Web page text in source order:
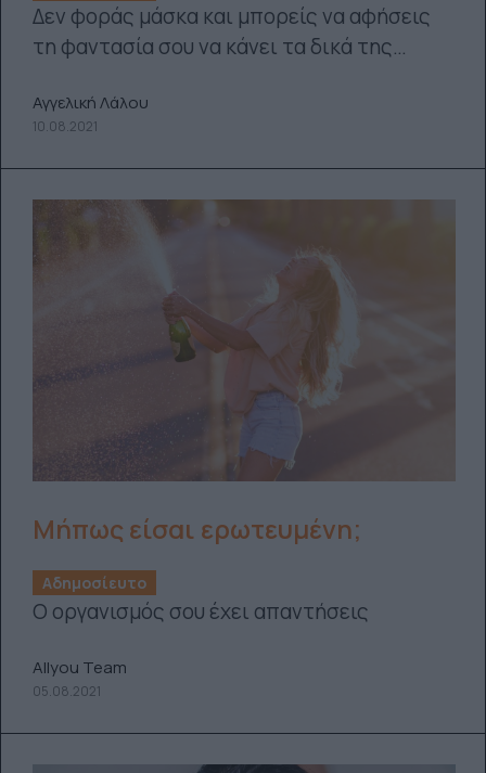
Δεν φοράς μάσκα και μπορείς να αφήσεις
τη φαντασία σου να κάνει τα δικά της…
Αγγελική Λάλου
10.08.2021
Μήπως είσαι ερωτευμένη;
Αδημοσίευτο
Ο οργανισμός σου έχει απαντήσεις
Allyou Team
05.08.2021